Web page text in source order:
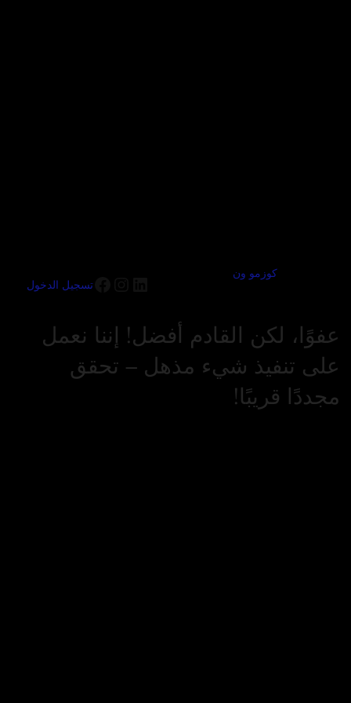
كوزمو ون
تسجيل الدخول
عفوًا، لكن القادم أفضل! إننا نعمل
على تنفيذ شيء مذهل – تحقق
مجددًا قريبًا!